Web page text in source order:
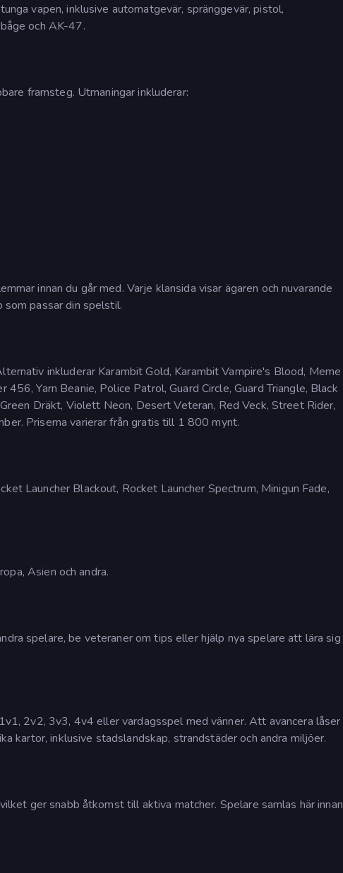
vapen, inklusive automatgevär, spränggevär, pistol,
och AK-47.
framsteg. Utmaningar inkluderar:
innan du går med. Varje klansida visar ägaren och nuvarande
passar din spelstil.
inkluderar Karambit Gold, Karambit Vampire's Blood, Meme
Yarn Beanie, Police Patrol, Guard Circle, Guard Triangle, Black
Dräkt, Violett Neon, Desert Veteran, Red Veck, Street Rider,
Priserna varierar från gratis till 1 800 mynt.
Launcher Blackout, Rocket Launcher Spectrum, Minigun Fade,
Asien och andra.
spelare, be veteraner om tips eller hjälp nya spelare att lära sig
2v2, 3v3, 4v4 eller vardagsspel med vänner. Att avancera låser
kartor, inklusive stadslandskap, strandstäder och andra miljöer.
ger snabb åtkomst till aktiva matcher. Spelare samlas här innan